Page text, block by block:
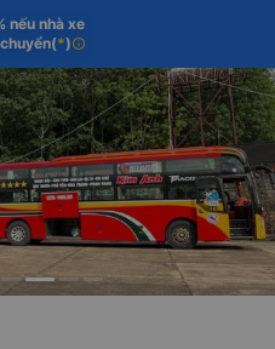
ngay!
viên độc
vé máy bay qua
nếu nhà xe
(*)info